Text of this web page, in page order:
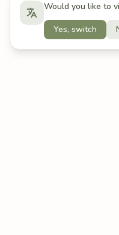
Would you like to
Yes, switch